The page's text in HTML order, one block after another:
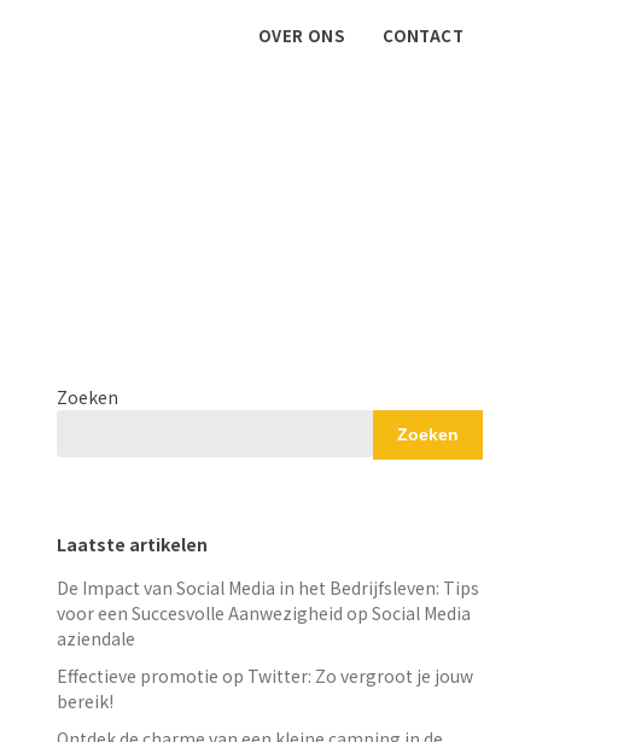
OVER ONS CONTACT
Zoeken
Zoeken
Laatste artikelen
De Impact van Social Media in het Bedrijfsleven: Tips
voor een Succesvolle Aanwezigheid op Social Media
aziendale
Effectieve promotie op Twitter: Zo vergroot je jouw
bereik!